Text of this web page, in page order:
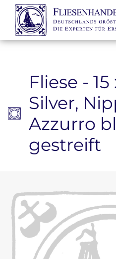
Zum Inhalt springen
Fliese -
Silver,
Azzurro
gestreift